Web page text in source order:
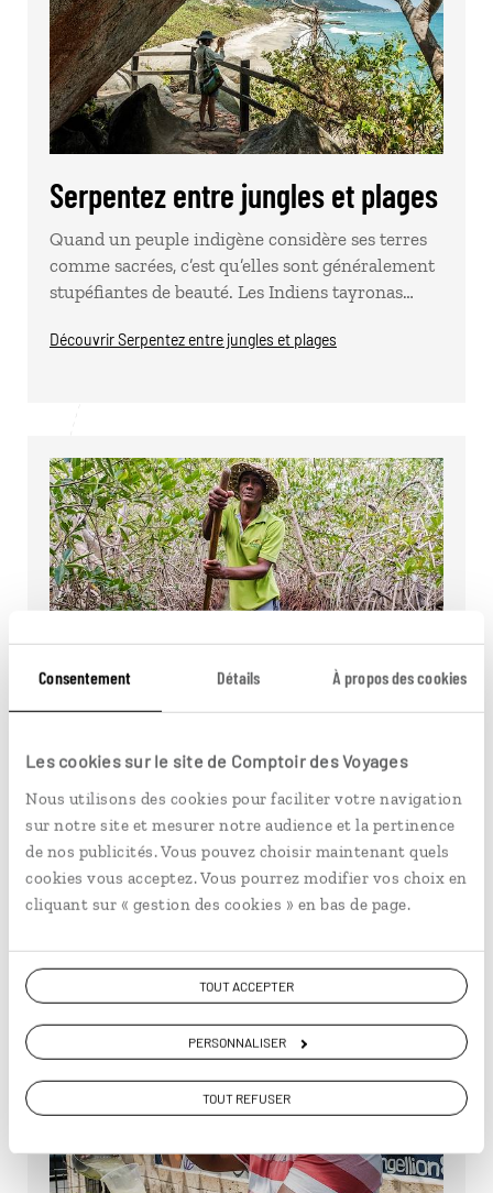
Consentement Détails À propos des cookies
Les cookies sur le site de Comptoir des Voyages
Nous utilisons des cookies pour faciliter votre navigation
sur notre site et mesurer notre audience et la pertinence
de nos publicités. Vous pouvez choisir maintenant quels
cookies vous acceptez. Vous pourrez modifier vos choix en
cliquant sur « gestion des cookies » en bas de page.
TOUT ACCEPTER
PERSONNALISER
TOUT REFUSER
Serpentez entre jungles et plages
Quand un peuple indigène considère ses terres
comme sacrées, c’est qu’elles sont généralement
stupéfiantes de beauté. Les Indiens tayronas…
Découvrir Serpentez entre jungles et plages
Prenez La Boquilla dans votre
filet
Le long des mangroves parsemées de
palétuviers, les poissons pullulent, les hérons et
pélicans s’en régalent à l’avance tandis que les…
Découvrir Prenez La Boquilla dans votre filet